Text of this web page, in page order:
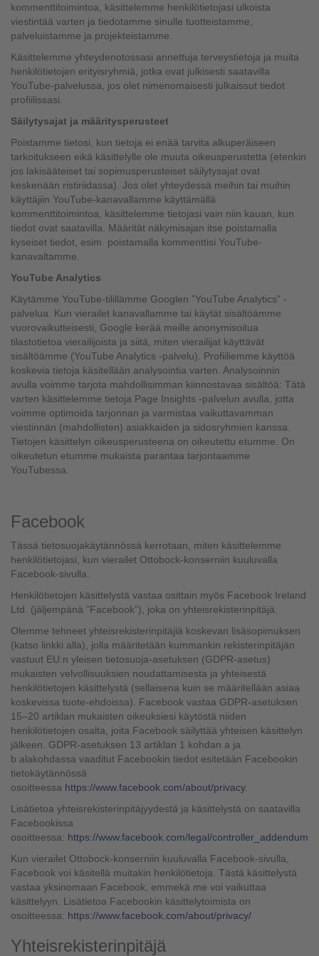
kommenttitoimintoa, käsittelemme henkilötietojasi ulkoista
viestintää varten ja tiedotamme sinulle tuotteistamme,
palveluistamme ja projekteistamme.
Käsittelemme yhteydenotossasi annettuja terveystietoja ja muita
henkilötietojen erityisryhmiä, jotka ovat julkisesti saatavilla
YouTube-palvelussa, jos olet nimenomaisesti julkaissut tiedot
profiilissasi.
Säilytysajat ja määritysperusteet
Poistamme tietosi, kun tietoja ei enää tarvita alkuperäiseen
tarkoitukseen eikä käsittelylle ole muuta oikeusperustetta (etenkin
jos lakisääteiset tai sopimusperusteiset säilytysajat ovat
keskenään ristiriidassa). Jos olet yhteydessä meihin tai muihin
käyttäjiin YouTube-kanavallamme käyttämällä
kommenttitoimintoa, käsittelemme tietojasi vain niin kauan, kun
tiedot ovat saatavilla. Määrität näkymisajan itse poistamalla
kyseiset tiedot, esim. poistamalla kommenttisi YouTube-
kanavaltamme.
YouTube Analytics
Käytämme YouTube-tilillämme Googlen ”YouTube Analytics” -
palvelua. Kun vierailet kanavallamme tai käytät sisältöämme
vuorovaikutteisesti, Google kerää meille anonymisoitua
tilastotietoa vierailijoista ja siitä, miten vierailijat käyttävät
sisältöämme (YouTube Analytics -palvelu). Profiiliemme käyttöä
koskevia tietoja käsitellään analysointia varten. Analysoinnin
avulla voimme tarjota mahdollisimman kiinnostavaa sisältöä: Tätä
varten käsittelemme tietoja Page Insights -palvelun avulla, jotta
voimme optimoida tarjonnan ja varmistaa vaikuttavamman
viestinnän (mahdollisten) asiakkaiden ja sidosryhmien kanssa.
Tietojen käsittelyn oikeusperusteena on oikeutettu etumme. On
oikeutetun etumme mukaista parantaa tarjontaamme
YouTubessa.
Facebook
Tässä tietosuojakäytännössä kerrotaan, miten käsittelemme
henkilötietojasi, kun vierailet Ottobock-konserniin kuuluvalla
Facebook-sivulla.
Henkilötietojen käsittelystä vastaa osittain myös Facebook Ireland
Ltd. (jäljempänä ”Facebook”), joka on yhteisrekisterinpitäjä.
Olemme tehneet yhteisrekisterinpitäjiä koskevan lisäsopimuksen
(katso linkki alla), jolla määritetään kummankin rekisterinpitäjän
vastuut EU:n yleisen tietosuoja-asetuksen (GDPR-asetus)
mukaisten velvollisuuksien noudattamisesta ja yhteisestä
henkilötietojen käsittelystä (sellaisena kuin se määritellään asiaa
koskevissa tuote-ehdoissa). Facebook vastaa GDPR-asetuksen
15–20 artiklan mukaisten oikeuksiesi käytöstä niiden
henkilötietojen osalta, joita Facebook säilyttää yhteisen käsittelyn
jälkeen. GDPR-asetuksen 13 artiklan 1 kohdan a ja
b alakohdassa vaaditut Facebookin tiedot esitetään Facebookin
tietokäytännössä
osoitteessa https://www.facebook.com/about/privacy.
Lisätietoa yhteisrekisterinpitäjyydestä ja käsittelystä on saatavilla
Facebookissa
osoitteessa: https://www.facebook.com/legal/controller_addendum
Kun vierailet Ottobock-konserniin kuuluvalla Facebook-sivulla,
Facebook voi käsitellä muitakin henkilötietoja. Tästä käsittelystä
vastaa yksinomaan Facebook, emmekä me voi vaikuttaa
käsittelyyn. Lisätietoa Facebookin käsittelytoimista on
osoitteessa: https://www.facebook.com/about/privacy/
Yhteisrekisterinpitäjä